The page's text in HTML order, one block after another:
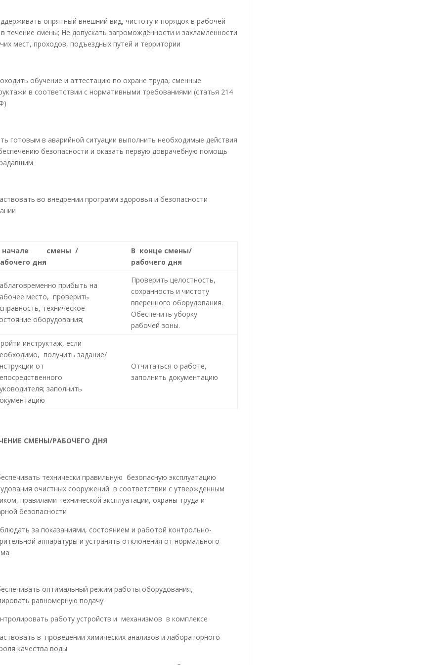
опрятный внешний вид, чистоту и порядок в рабочей
течение смены; Не допускать загромождённости и захламленности
мест, проходов, подъездных путей и территории
обучение и аттестацию по охране труда, сменные
в соответствии с нормативными требованиями (статья 214
готовым в аварийной ситуации выполнить необходимые действия
безопасности и оказать первую доврачебную помощь
во внедрении программ здоровья и безопасности
начале смены /
дня
В конце смены/
рабочего дня
прибыть на
место, проверить
техническое
оборудования;
Проверить целостность,
сохранность и чистоту
вверенного оборудования.
Обеспечить уборку
рабочей зоны.
инструктаж, если
получить задание/
от
заполнить
Отчитаться о работе,
заполнить документацию
СМЕНЫ/РАБОЧЕГО ДНЯ
технически правильную безопасную эксплуатацию
очистных сооружений в соответствии с утвержденным
правилами технической эксплуатации, охраны труда и
безопасности
за показаниями, состоянием и работой контрольно-
аппаратуры и устранять отклонения от нормального
оптимальный режим работы оборудования,
равномерную подачу
работу устройств и механизмов в комплексе
в проведении химических анализов и лабораторного
качества воды